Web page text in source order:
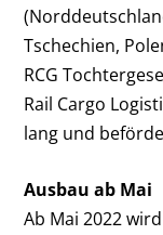
Tschechien,
RCG
Rail Cargo
lang und
Ausbau ab Mai
Ab Mai 2022